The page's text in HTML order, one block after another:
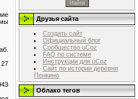
Друзья сайта
Создать сайт
Официальный блог
Сообщество uCoz
FAQ по системе
Инструкции для uCoz
Сайт по истории деревни
Пенкино
Облако тегов